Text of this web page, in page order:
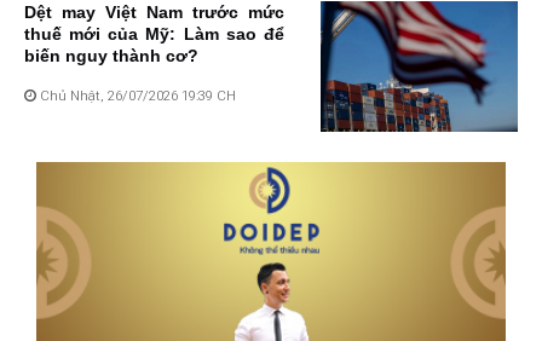
Dệt may Việt Nam trước mức
thuế mới của Mỹ: Làm sao để
biến nguy thành cơ?
Chủ Nhật, 26/07/2026 19:39 CH